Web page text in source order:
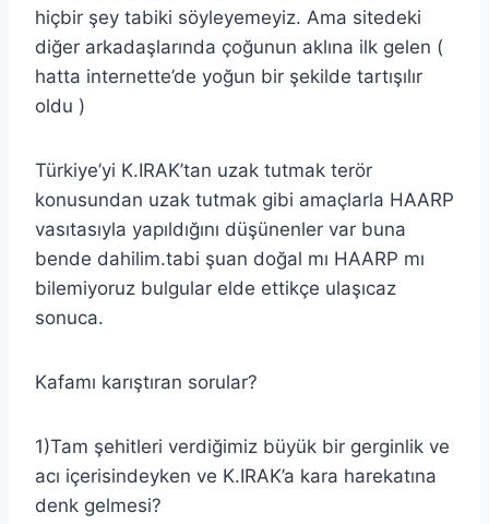
hiçbir şey tabiki söyleyemeyiz. Ama sitedeki
diğer arkadaşlarında çoğunun aklına ilk gelen (
hatta internette’de yoğun bir şekilde tartışılır
oldu )
Türkiye’yi K.IRAK’tan uzak tutmak terör
konusundan uzak tutmak gibi amaçlarla HAARP
vasıtasıyla yapıldığını düşünenler var buna
bende dahilim.tabi şuan doğal mı HAARP mı
bilemiyoruz bulgular elde ettikçe ulaşıcaz
sonuca.
Kafamı karıştıran sorular?
1)Tam şehitleri verdiğimiz büyük bir gerginlik ve
acı içerisindeyken ve K.IRAK’a kara harekatına
denk gelmesi?